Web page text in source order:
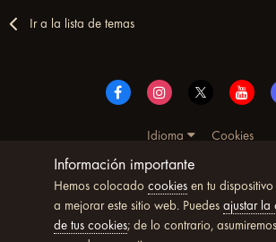
Ir a la lista de temas
Idioma
Cookies
© Copyright UltimoWoW™ 2025. Todos
reservados
Powered by Invision
Información importante
Hemos colocado cookiesen tu
a mejorar este sitio web. Puedes ajustar la
de tus cookies; de lo contrario,